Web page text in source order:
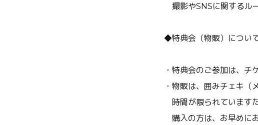
撮影やSNSに関するル
◆特典会（物販）につい
・特典会のご参加は、チ
・物販は、囲みチェキ（
時間が限られています
購入の方は、お早めに